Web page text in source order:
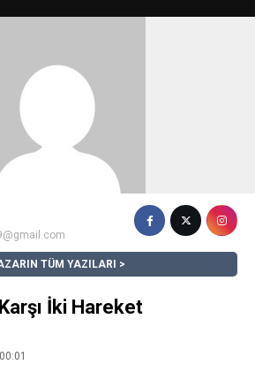
TÜM YAZILARI
İki Hareket